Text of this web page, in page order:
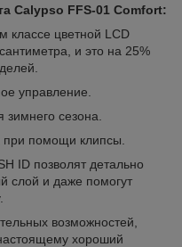
Calypso FFS-01 Comfort:
классе цветной LCD
и это на 25%
управление.
сезона.
при помощи клипсы.
ID позволят детально
слой и даже помогут
возможностей,
хороший